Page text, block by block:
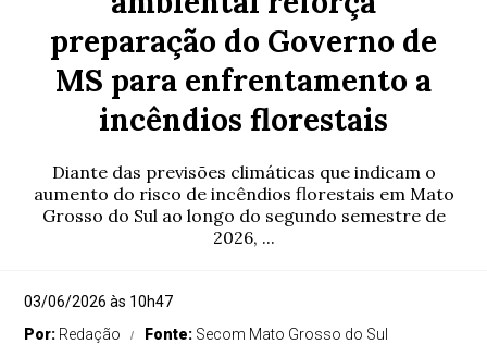
preparação do Governo de
MS para enfrentamento a
incêndios florestais
Diante das previsões climáticas que indicam o
aumento do risco de incêndios florestais em Mato
Grosso do Sul ao longo do segundo semestre de
2026, ...
03/06/2026 às 10h47
Por: Redação Fonte: Secom Mato Grosso do Sul